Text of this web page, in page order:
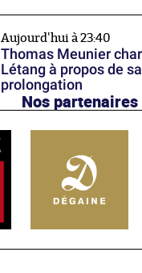
Aujourd'hui à 23:40
Thomas Meunier
Létang à propos de
prolongation
Nos partenaires